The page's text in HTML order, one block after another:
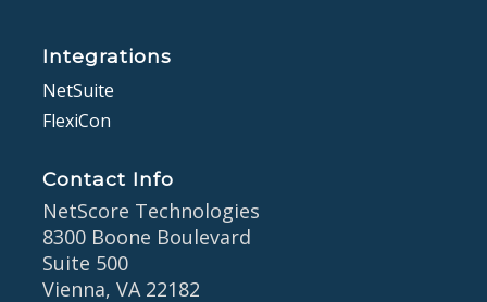
Integrations
NetSuite
FlexiCon
Contact Info
NetScore Technologies
8300 Boone Boulevard
Suite 500
Vienna, VA 22182